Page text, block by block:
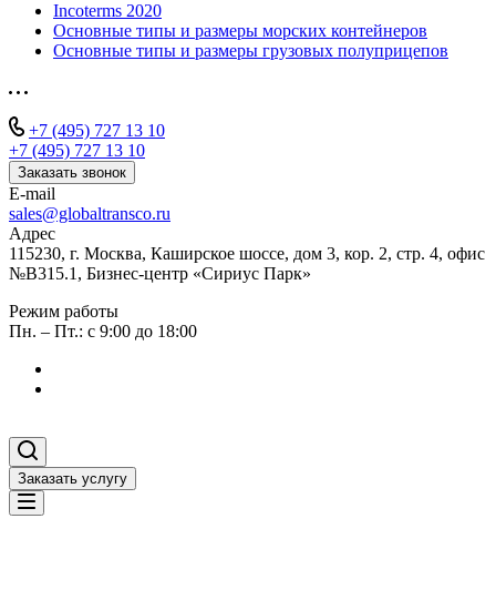
Incoterms 2020
Основные типы и размеры морских контейнеров
Основные типы и размеры грузовых полуприцепов
+7 (495) 727 13 10
+7 (495) 727 13 10
Заказать звонок
E-mail
sales@globaltransco.ru
Адрес
115230, г. Москва, Каширское шоссе, дом 3, кор. 2, стр. 4, офис
№В315.1, Бизнес-центр «Сириус Парк»
Режим работы
Пн. – Пт.: с 9:00 до 18:00
Заказать услугу